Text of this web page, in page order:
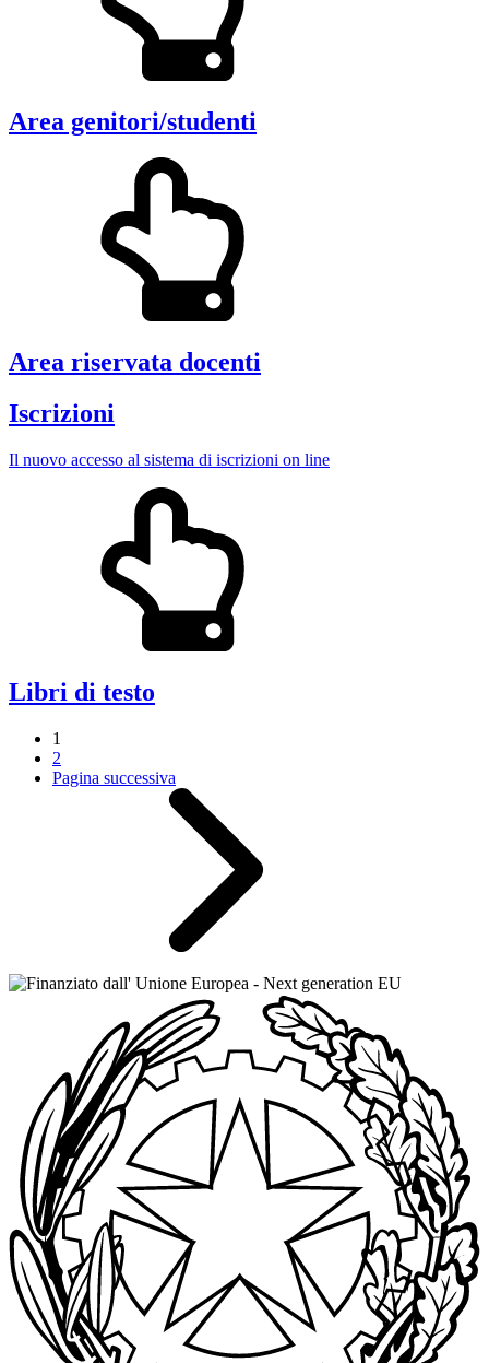
Area genitori/studenti
Area riservata docenti
Iscrizioni
Il nuovo accesso al sistema di iscrizioni on line
Libri di testo
1
2
Pagina successiva